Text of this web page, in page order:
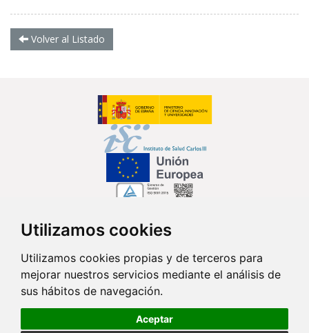
Utilizamos cookies
Utilizamos cookies propias y de terceros para
mejorar nuestros servicios mediante el análisis de
sus hábitos de navegación.
Aceptar
Volver al Listado
Síguenos en...
Contacto
Av. Monforte de Lemos, 3-5. Pabellón 11. Planta 0 28029 Madrid
info@ciberisciii.es